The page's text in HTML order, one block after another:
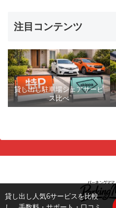
注目コンテンツ
貸し出し駐車場シェアサービ
ス比べ
貸し出し人気6サービスを比較